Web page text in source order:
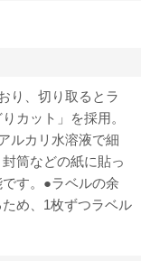
り、切り取るとラ
カット」を採用。
ルカリ水溶液で細
筒などの紙に貼っ
す。●ラベルの余
め、1枚ずつラベル